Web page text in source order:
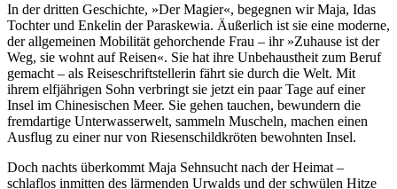
In der dritten Geschichte, »Der Magier«, begegnen wir Maja, Idas
Tochter und Enkelin der Paraskewia. Äußerlich ist sie eine moderne,
der allgemeinen Mobilität gehorchende Frau – ihr »Zuhause ist der
Weg, sie wohnt auf Reisen«. Sie hat ihre Unbehaustheit zum Beruf
gemacht – als Reiseschriftstellerin fährt sie durch die Welt. Mit
ihrem elfjährigen Sohn verbringt sie jetzt ein paar Tage auf einer
Insel im Chinesischen Meer. Sie gehen tauchen, bewundern die
fremdartige Unterwasserwelt, sammeln Muscheln, machen einen
Ausflug zu einer nur von Riesenschildkröten bewohnten Insel.
Doch nachts überkommt Maja Sehnsucht nach der Heimat –
schlaflos inmitten des lärmenden Urwalds und der schwülen Hitze